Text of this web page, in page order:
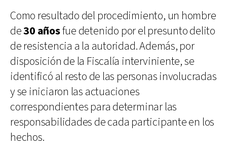
Como resultado del procedimiento, un hombre
de30 añosfue detenido por el presunto delito
de resistencia a la autoridad. Además, por
disposición de la Fiscalía interviniente, se
identificó al resto de las personas involucradas
y se iniciaron las actuaciones
correspondientes para determinar las
responsabilidades de cada participante en los
hechos.